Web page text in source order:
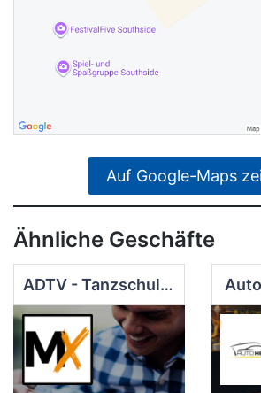
Auf Google-Maps
Ähnliche Geschäfte
ADTV - Tanzschule MAXXDANCE